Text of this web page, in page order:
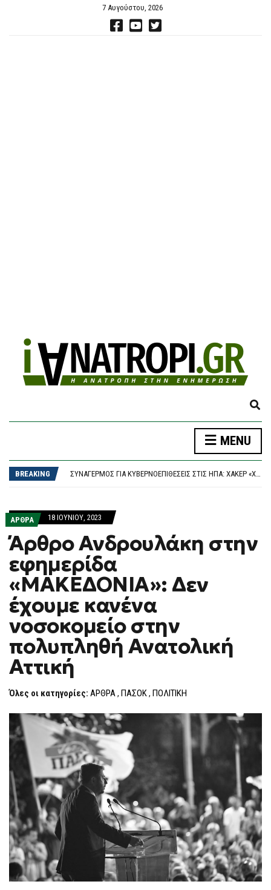
7 Αυγούστου, 2026
E
P
N
MENU
BREAKING
ΣΥΝΑΓΕΡΜΌΣ ΓΙΑ ΚΥΒΕΡΝΟΕΠΙΘΈΣΕΙΣ ΣΤΙΣ ΗΠΑ: ΧΆΚΕΡ «ΧΤΥΠΟΎΝ» ΚΟΛΟΣΣΟΎΣ ΜΕ ΈΝΑ ΤΗΛΕΦΏΝΗΜΑ – ΠΏΣ ΠΑΓΙΔΕΎΟΥΝ ΕΡΓΑΖΟΜΈΝΟΥΣ ΚΑΙ ΑΡΠΆΖΟΥΝ ΚΩΔΙΚΟΎΣ
ΤΟ ΚΟΙΝΟΒΟΎΛΙΟ ΤΟΥ ΙΡΆΝ ΕΞΕΤΆΖΕΙ ΝΟΜΟΣΧΈΔΙΟ ΠΟΥ ΘΑ ΑΠΑΓΟΡΕΎΕΙ ΣΕ ΑΜΕΡΙΚΑΝΙΚΆ ΚΑΙ ΙΣΡΑΗΛΙΝΆ ΠΛΟΊΑ ΤΗ ΔΙΈΛΕΥΣΗ ΑΠΌ ΤΑ ΣΤΕΝΆ ΤΟΥ ΟΡΜΟΎΖ
ΑΡΘΡΑ
18 ΙΟΥΝΊΟΥ, 2023
Άρθρο Ανδρουλάκη στην
εφημερίδα
«ΜΑΚΕΔΟΝΙΑ»: Δεν
έχουμε κανένα
νοσοκομείο στην
πολυπληθή Ανατολική
Αττική
Όλες οι κατηγορίες: ΑΡΘΡΑ, ΠΑΣΟΚ, ΠΟΛΙΤΙΚΗ